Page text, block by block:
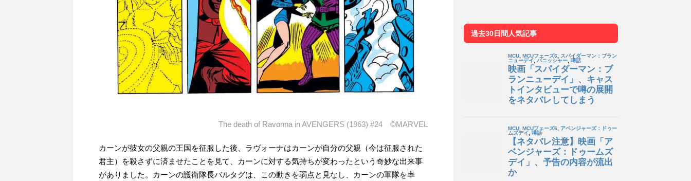
The death of Ravonna in AVENGERS (1963) #24 ©MARVEL
カーンが彼女の父親の王国を征服した後、ラヴォーナはカーンが自分の父親（今は征服された
君主）を殺さずに済ませたことを見て、カーンに対する気持ちが変わったという奇妙な出来事
がありました。カーンの護衛隊長バルタグは、この動きを弱点と見なし、カーンの軍隊を率
過去30日間人気記事